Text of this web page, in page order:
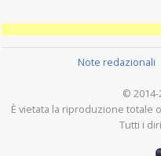
Note redazionali
© 2014-
È vietata la riproduzione totale
Tutti i